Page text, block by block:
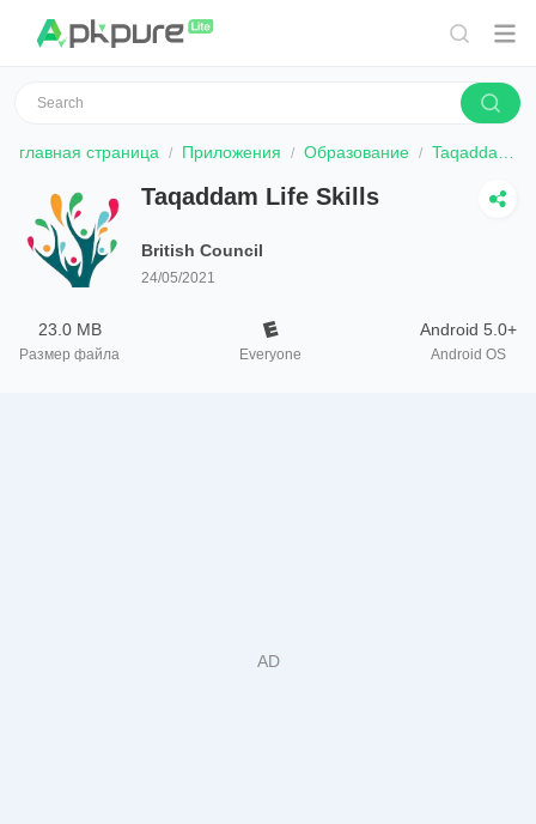
главная страница Приложения Образование Taqaddam Life Skills
Taqaddam Life Skills
British Council
24/05/2021
23.0 MB
Размер файла Everyone
Android 5.0+
Android OS